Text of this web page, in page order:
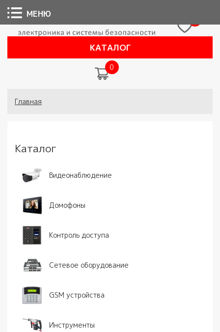
КАТАЛОГ
0
Вы здесь
Главная
Каталог
Видеонаблюдение
Домофоны
Контроль доступа
Сетевое оборудование
GSM устройства
Инструменты
МЕНЮ